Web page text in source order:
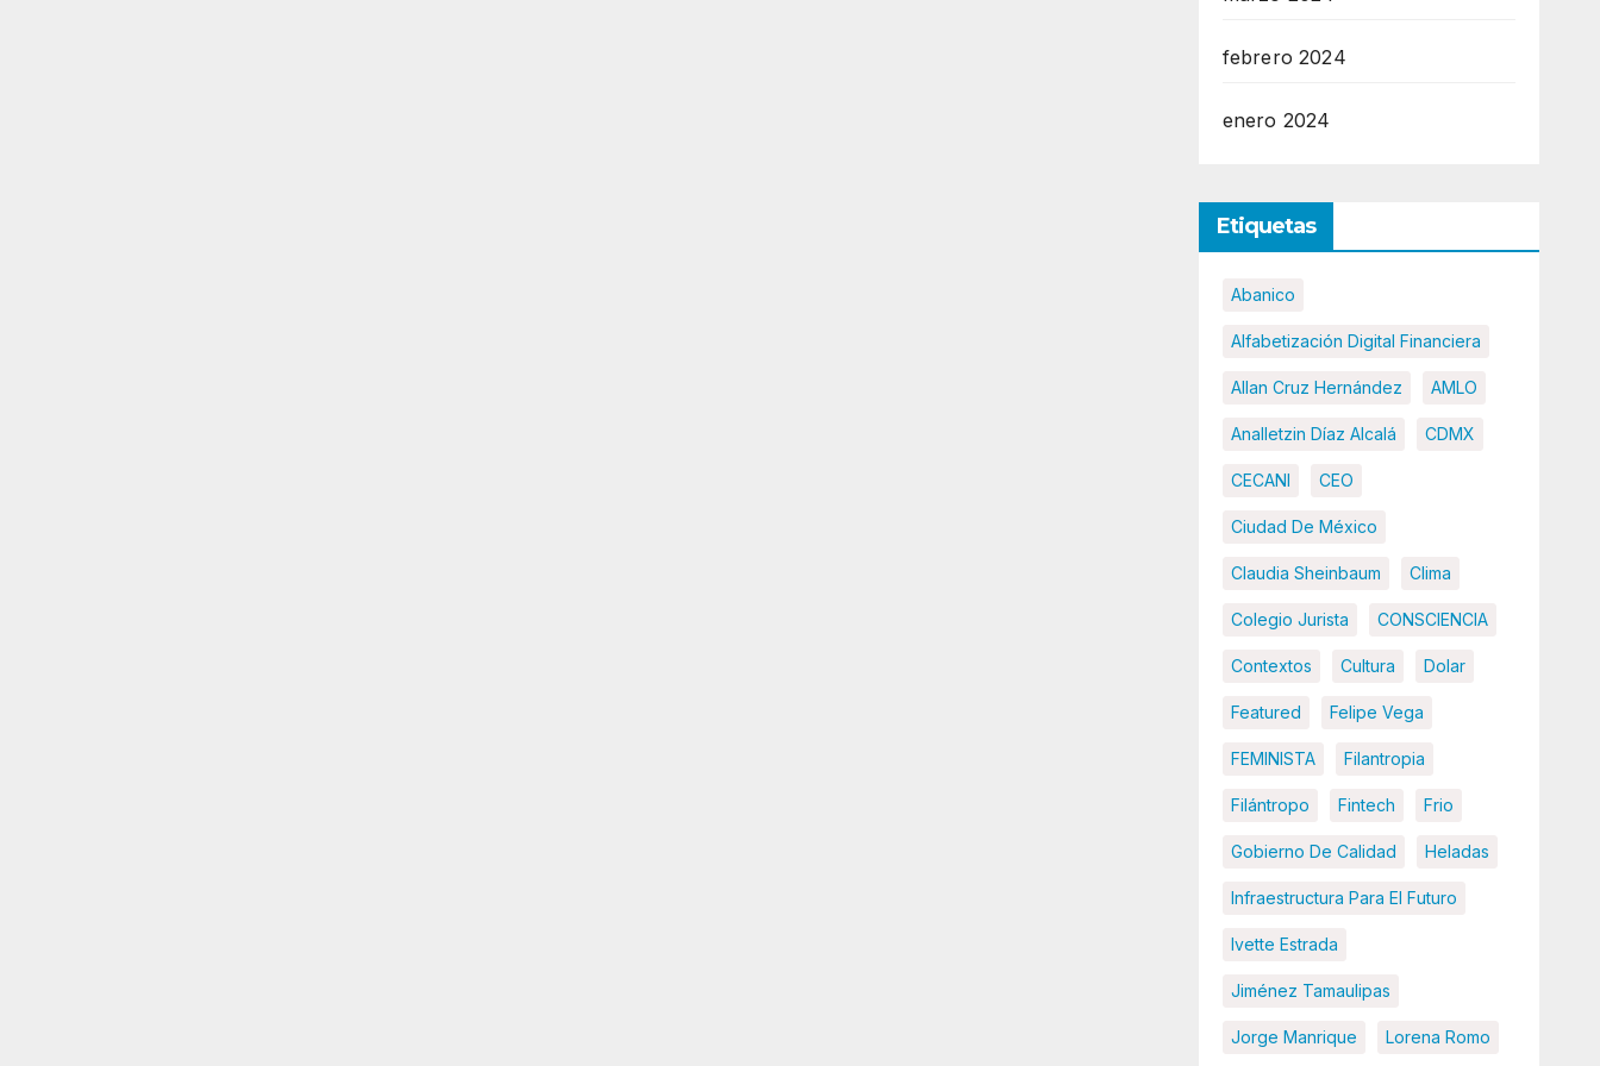
febrero 2024
enero 2024
Etiquetas
Abanico
Alfabetización Digital Financiera
Allan Cruz Hernández AMLO
Analletzin Díaz Alcalá CDMX
CECANI CEO
Ciudad De México
Claudia Sheinbaum Clima
Colegio Jurista CONSCIENCIA
Contextos Cultura Dolar
Featured Felipe Vega
FEMINISTA Filantropia
Filántropo Fintech Frio
Gobierno De Calidad Heladas
Infraestructura Para El Futuro
Ivette Estrada
Jiménez Tamaulipas
Jorge Manrique Lorena Romo